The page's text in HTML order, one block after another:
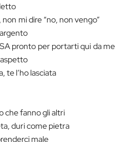
mi dire “no, non vengo”
pronto per portarti qui da me
te l’ho lasciata
che fanno gli altri
duri come pietra
male